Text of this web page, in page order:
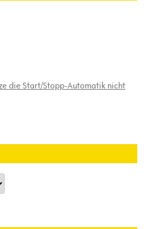
die Start/Stopp-Automatik nicht